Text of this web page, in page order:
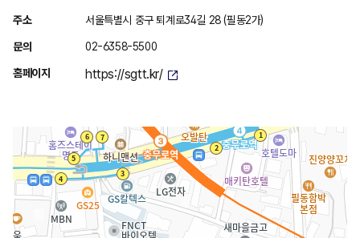
치
안
주소 서울특별시 중구 퇴계로34길 28 (필동2가)
문의 02-6358-5500
홈페이지 https://sgtt.kr/